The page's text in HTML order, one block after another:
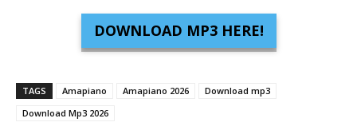
DOWNLOAD MP3 HERE!
TAGS Amapiano Amapiano 2026
Download mp3
Download Mp3 2026